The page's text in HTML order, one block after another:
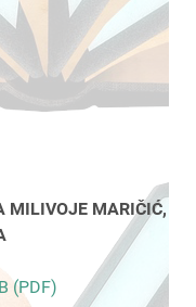
MILIVOJE MARIČIĆ,
(PDF)